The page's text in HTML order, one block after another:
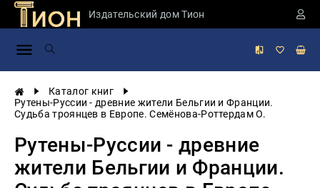
Издательский дом Тион
Каталог книг
Рутены-Руссии - древние жители Бельгии и Франции.
Судьба троянцев в Европе. Семёнова-Роттердам О.
Рутены-Руссии - древние
жители Бельгии и Франции.
Занимательная
России
Мировая
Экономика